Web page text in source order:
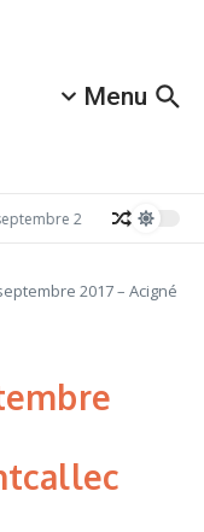
Menu
2026:
2017 – Acigné